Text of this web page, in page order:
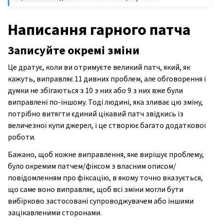
Написання гарного патча
Записуйте окремі зміни
Це дратує, коли ви отримуєте великий патч, який, як
кажуть, виправляє 11 дивних проблем, але обговорення і
думки не збігаються з 10 з них або 9 з них вже були
виправлені по-іншому. Тоді людині, яка зливає цю зміну,
потрібно витягти єдиний цікавий патч звідкись із
величезної купи джерел, і це створює багато додаткової
роботи.
Бажано, щоб кожне виправлення, яке вирішує проблему,
було окремим патчем/фіксом з власним описом/
повідомленням про фіксацію, в якому точно вказується,
що саме воно виправляє, щоб всі зміни могли бути
вибірково застосовані супроводжувачем або іншими
зацікавленими сторонами.